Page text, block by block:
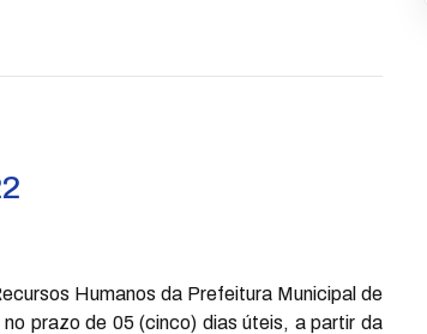
Humanos da Prefeitura Municipal de
prazo de 05 (cinco) dias úteis, a partir da